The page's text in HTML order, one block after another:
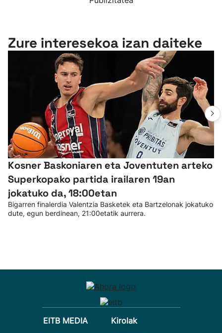
Zure interesekoa izan daiteke
Kosner Baskoniaren eta Joventuten arteko
Superkopako partida irailaren 19an
jokatuko da, 18:00etan
Bigarren finalerdia Valentzia Basketek eta Bartzelonak jokatuko
dute, egun berdinean, 21:00etatik aurrera.
EITB MEDIA
Kirolak